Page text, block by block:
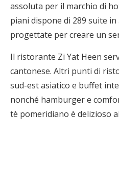
assoluta per il marchio di
piani dispone di 289 suite in
progettate per creare un
Il ristorante Zi Yat Heen
cantonese. Altri punti di
sud-est asiatico e buffet
nonché hamburger e
tè pomeridiano è delizioso